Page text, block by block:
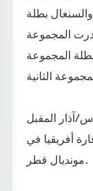
بطلة
المجموعة
المجموعة
آذار المقبل
أفريقيا في
مونديال قطر.